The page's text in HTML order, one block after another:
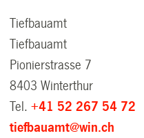
Tiefbauamt
Tiefbauamt
Pionierstrasse 7
8403 Winterthur
Tel.+41 52 267 54 72
tiefbauamt@win.ch